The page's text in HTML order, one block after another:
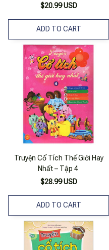
$20.99 USD
ADD TO CART
Truyện Cổ Tích Thế Giới Hay
Nhất – Tập 4
$28.99 USD
ADD TO CART